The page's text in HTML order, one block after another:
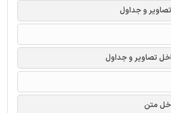
و جداول
تصاویر و جداول
متن